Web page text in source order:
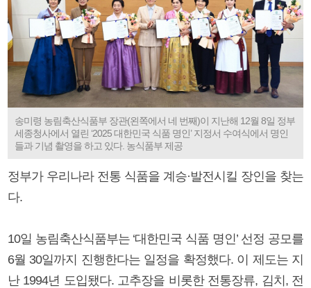
송미령 농림축산식품부 장관(왼쪽에서 네 번째)이 지난해 12월 8일 정부
세종청사에서 열린 ‘2025 대한민국 식품 명인’ 지정서 수여식에서 명인
들과 기념 촬영을 하고 있다. 농식품부 제공
정부가 우리나라 전통 식품을 계승·발전시킬 장인을 찾는
다.
10일 농림축산식품부는 ‘대한민국 식품 명인’ 선정 공모를
6월 30일까지 진행한다는 일정을 확정했다. 이 제도는 지
난 1994년 도입됐다. 고추장을 비롯한 전통장류, 김치, 전